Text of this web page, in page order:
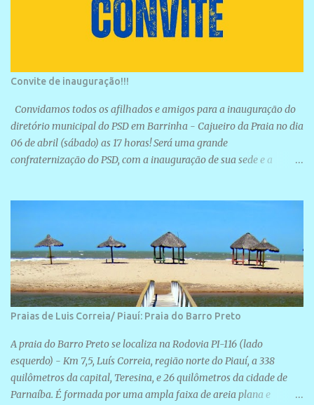
Convite de inauguração!!!
Convidamos todos os afilhados e amigos para a inauguração do
diretório municipal do PSD em Barrinha - Cajueiro da Praia no dia
06 de abril (sábado) as 17 horas! Será uma grande
confraternização do PSD, com a inauguração de sua sede e a
Praias de Luis Correia/ Piauí: Praia do Barro Preto
A praia do Barro Preto se localiza na Rodovia PI-116 (lado
esquerdo) - Km 7,5, Luís Correia, região norte do Piauí, a 338
quilômetros da capital, Teresina, e 26 quilômetros da cidade de
Parnaíba. É formada por uma ampla faixa de areia plana e